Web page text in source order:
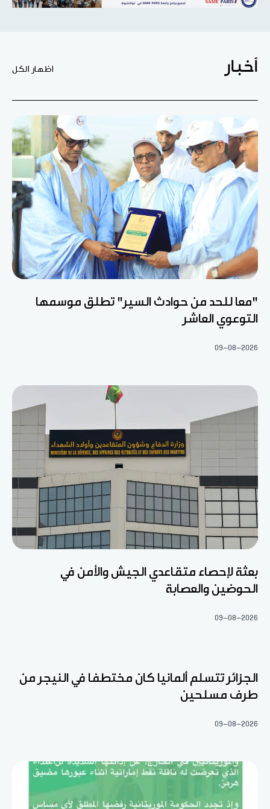
أخبار اظهار الكل
"معا للحد من حوادث السير" تطلق موسمها
التوعوي العاشر
09-08-2026
بعثة لإحصاء متقاعدي الجيش والأمن في
الحوضين والعصابة
09-08-2026
الجزائر تتسلم ألمانيا كان مختطفا في النيجر من
طرف مسلحين
09-08-2026